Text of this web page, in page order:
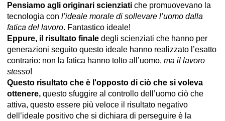
Pensiamo agli originari scienziati che promuovevano la
tecnologia con l’ideale morale di sollevare l’uomo dalla
fatica del lavoro. Fantastico ideale!
Eppure, il risultato finale degli scienziati che hanno per
generazioni seguito questo ideale hanno realizzato l’esatto
contrario: non la fatica hanno tolto all’uomo, ma il lavoro
stesso!
Questo risultato che è l'opposto di ciò che si voleva
ottenere, questo sfuggire al controllo dell’uomo ciò che
attiva, questo essere più veloce il risultato negativo
dell’ideale positivo che si dichiara di perseguire è la